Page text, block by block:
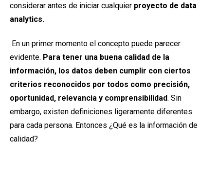
considerar antes de iniciar cualquier proyecto de data
analytics.
En un primer momento el concepto puede parecer
evidente. Para tener una buena calidad de la
información, los datos deben cumplir con ciertos
criterios reconocidos por todos como precisión,
oportunidad, relevancia y comprensibilidad. Sin
embargo, existen definiciones ligeramente diferentes
para cada persona. Entonces ¿Qué es la información de
calidad?